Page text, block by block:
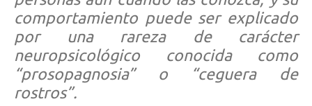
comportamiento puede ser explicado
por una rareza de carácter
neuropsicológico conocida como
“prosopagnosia” o “ceguera de
rostros”.